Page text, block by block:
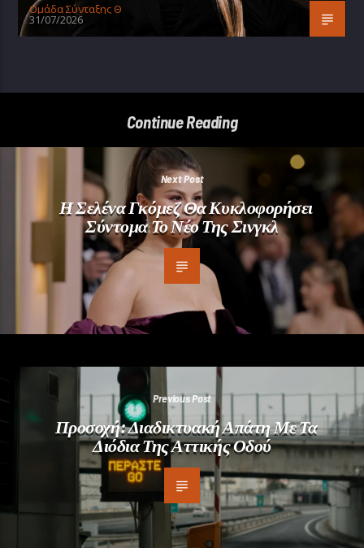
Oμάδα Σύνταξης Θ
31/07/2026
Continue Reading
Next Post
Η Σελένα Γκόμεζ Θα Κυκλοφορήσει
Σύντομα Το Νέο Της Σινγκλ
Previous Post
Προσοχή: Διαδικτυακή Απάτη Με Τα
Διόδια Της Αττικής Οδού